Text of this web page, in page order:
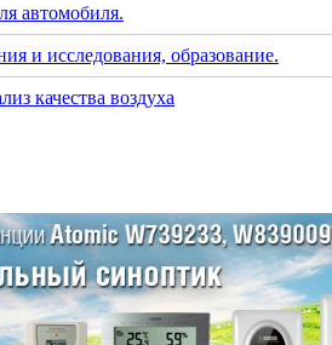
автомобиля.
и исследования, образование.
качества воздуха